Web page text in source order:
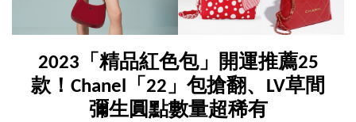
2023「精品紅色包」開運推薦25
款！Chanel「22」包搶翻、LV草間
彌生圓點數量超稀有